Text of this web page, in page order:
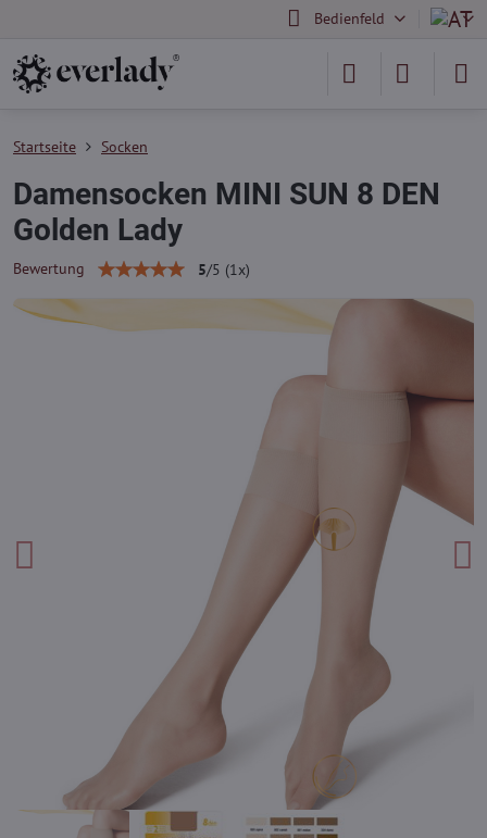
Bedienfeld
Startseite Socken
Damensocken MINI SUN 8 DEN
Golden Lady
Bewertung 5/5 (1 x)